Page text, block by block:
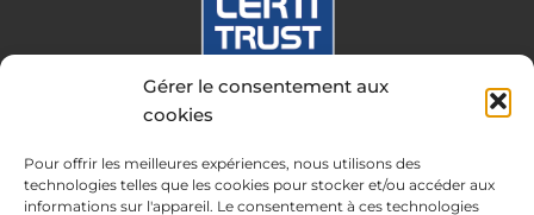
Gérer le consentement aux
cookies
Pour offrir les meilleures expériences, nous utilisons des
technologies telles que les cookies pour stocker et/ou accéder aux
informations sur l'appareil. Le consentement à ces technologies
Copyright © 2024 IP Twins
Politique de confidentialitéTermes de l’ICANNSignaler un abus
Plan du site